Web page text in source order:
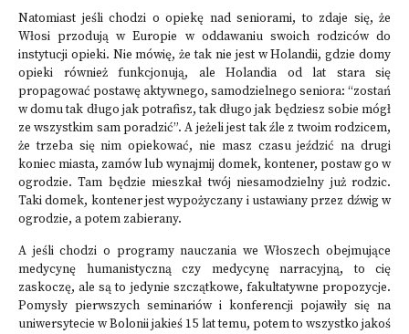
Natomiast jeśli chodzi o opiekę nad seniorami, to zdaje się, że
Włosi przodują w Europie w oddawaniu swoich rodziców do
instytucji opieki. Nie mówię, że tak nie jest w Holandii, gdzie domy
opieki również funkcjonują, ale Holandia od lat stara się
propagować postawę aktywnego, samodzielnego seniora: “zostań
w domu tak długo jak potrafisz, tak długo jak będziesz sobie mógł
ze wszystkim sam poradzić”. A jeżeli jest tak źle z twoim rodzicem,
że trzeba się nim opiekować, nie masz czasu jeździć na drugi
koniec miasta, zamów lub wynajmij domek, kontener, postaw go w
ogrodzie. Tam będzie mieszkał twój niesamodzielny już rodzic.
Taki domek, kontener jest wypożyczany i ustawiany przez dźwig w
ogrodzie, a potem zabierany.
A jeśli chodzi o programy nauczania we Włoszech obejmujące
medycynę humanistyczną czy medycynę narracyjną, to cię
zaskoczę, ale są to jedynie szczątkowe, fakultatywne propozycje.
Pomysły pierwszych seminariów i konferencji pojawiły się na
uniwersytecie w Bolonii jakieś 15 lat temu, potem to wszystko jakoś